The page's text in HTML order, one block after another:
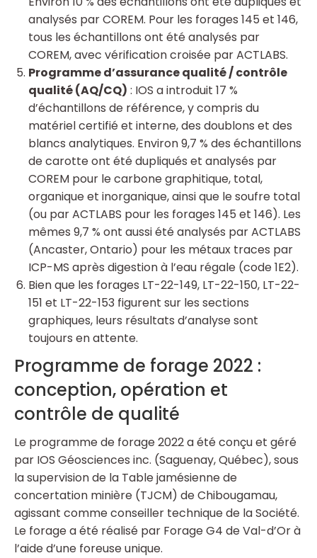
analysés par COREM. Pour les forages 145 et 146,
tous les échantillons ont été analysés par
COREM, avec vérification croisée par ACTLABS.
Programme d’assurance qualité / contrôle
qualité (AQ/CQ) : IOS a introduit 17 %
d’échantillons de référence, y compris du
matériel certifié et interne, des doublons et des
blancs analytiques. Environ 9,7 % des échantillons
de carotte ont été dupliqués et analysés par
COREM pour le carbone graphitique, total,
organique et inorganique, ainsi que le soufre total
(ou par ACTLABS pour les forages 145 et 146). Les
mêmes 9,7 % ont aussi été analysés par ACTLABS
(Ancaster, Ontario) pour les métaux traces par
ICP-MS après digestion à l’eau régale (code 1E2).
Bien que les forages LT-22-149, LT-22-150, LT-22-
151 et LT-22-153 figurent sur les sections
graphiques, leurs résultats d’analyse sont
toujours en attente.
Programme de forage 2022 :
conception, opération et
contrôle de qualité
Le programme de forage 2022 a été conçu et géré
par IOS Géosciences inc. (Saguenay, Québec), sous
la supervision de la Table jamésienne de
concertation minière (TJCM) de Chibougamau,
agissant comme conseiller technique de la Société.
Le forage a été réalisé par Forage G4 de Val-d’Or à
l’aide d’une foreuse unique.